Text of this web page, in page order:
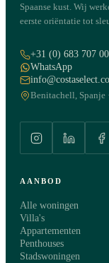
Spaanse kust. Wij
eerste oriëntatie tot
+31 (0) 683 707
WhatsApp
Benitachell, Spanje
AANBOD
Alle woningen
Villa's
Appartementen
Penthouses
Stadswoningen